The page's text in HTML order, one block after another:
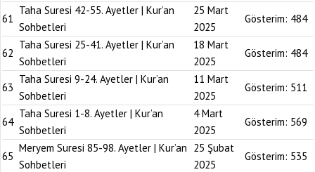
61
Taha Suresi 42-55. Ayetler | Kur’an
Sohbetleri
25 Mart
2025
Gösterim: 484
62
Taha Suresi 25-41. Ayetler | Kur’an
Sohbetleri
18 Mart
2025
Gösterim: 484
63
Taha Suresi 9-24. Ayetler | Kur’an
Sohbetleri
11 Mart
2025
Gösterim: 511
64
Taha Suresi 1-8. Ayetler | Kur’an
Sohbetleri
4 Mart
2025
Gösterim: 569
65
Meryem Suresi 85-98. Ayetler | Kur’an
Sohbetleri
25 Şubat
2025
Gösterim: 535